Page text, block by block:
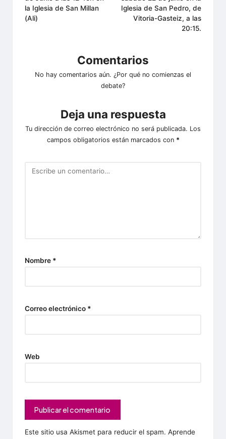
la Iglesia de San Millan
(Ali)
Iglesia de San Pedro, de
Vitoria-Gasteiz, a las
20:15.
Comentarios
No hay comentarios aún. ¿Por qué no comienzas el
debate?
Deja una respuesta
Tu dirección de correo electrónico no será publicada. Los
campos obligatorios están marcados con *
Nombre *
Correo electrónico *
Web
Este sitio usa Akismet para reducir el spam. Aprende